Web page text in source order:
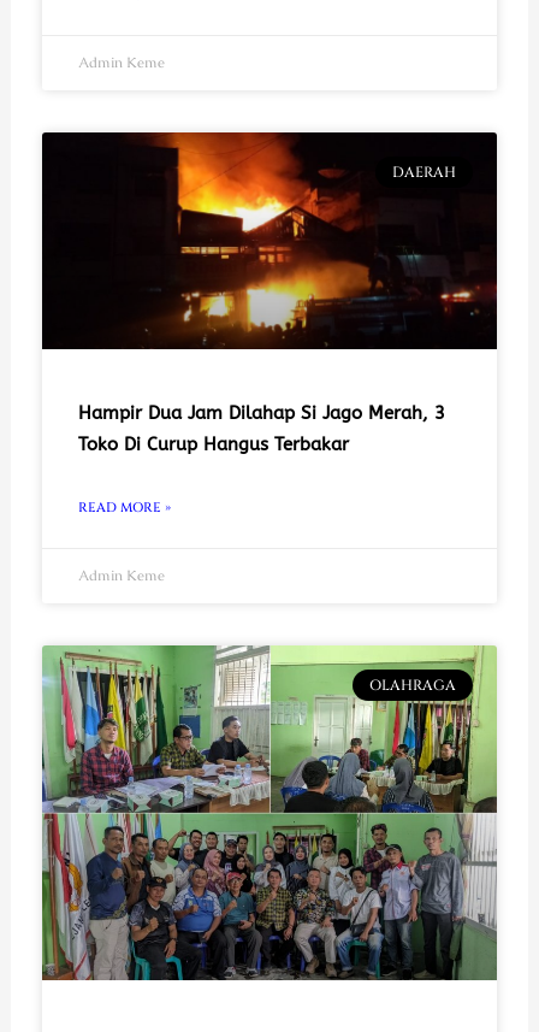
Admin Keme
DAERAH
Hampir Dua Jam Dilahap Si Jago Merah, 3
Toko Di Curup Hangus Terbakar
READ MORE »
Admin Keme
OLAHRAGA